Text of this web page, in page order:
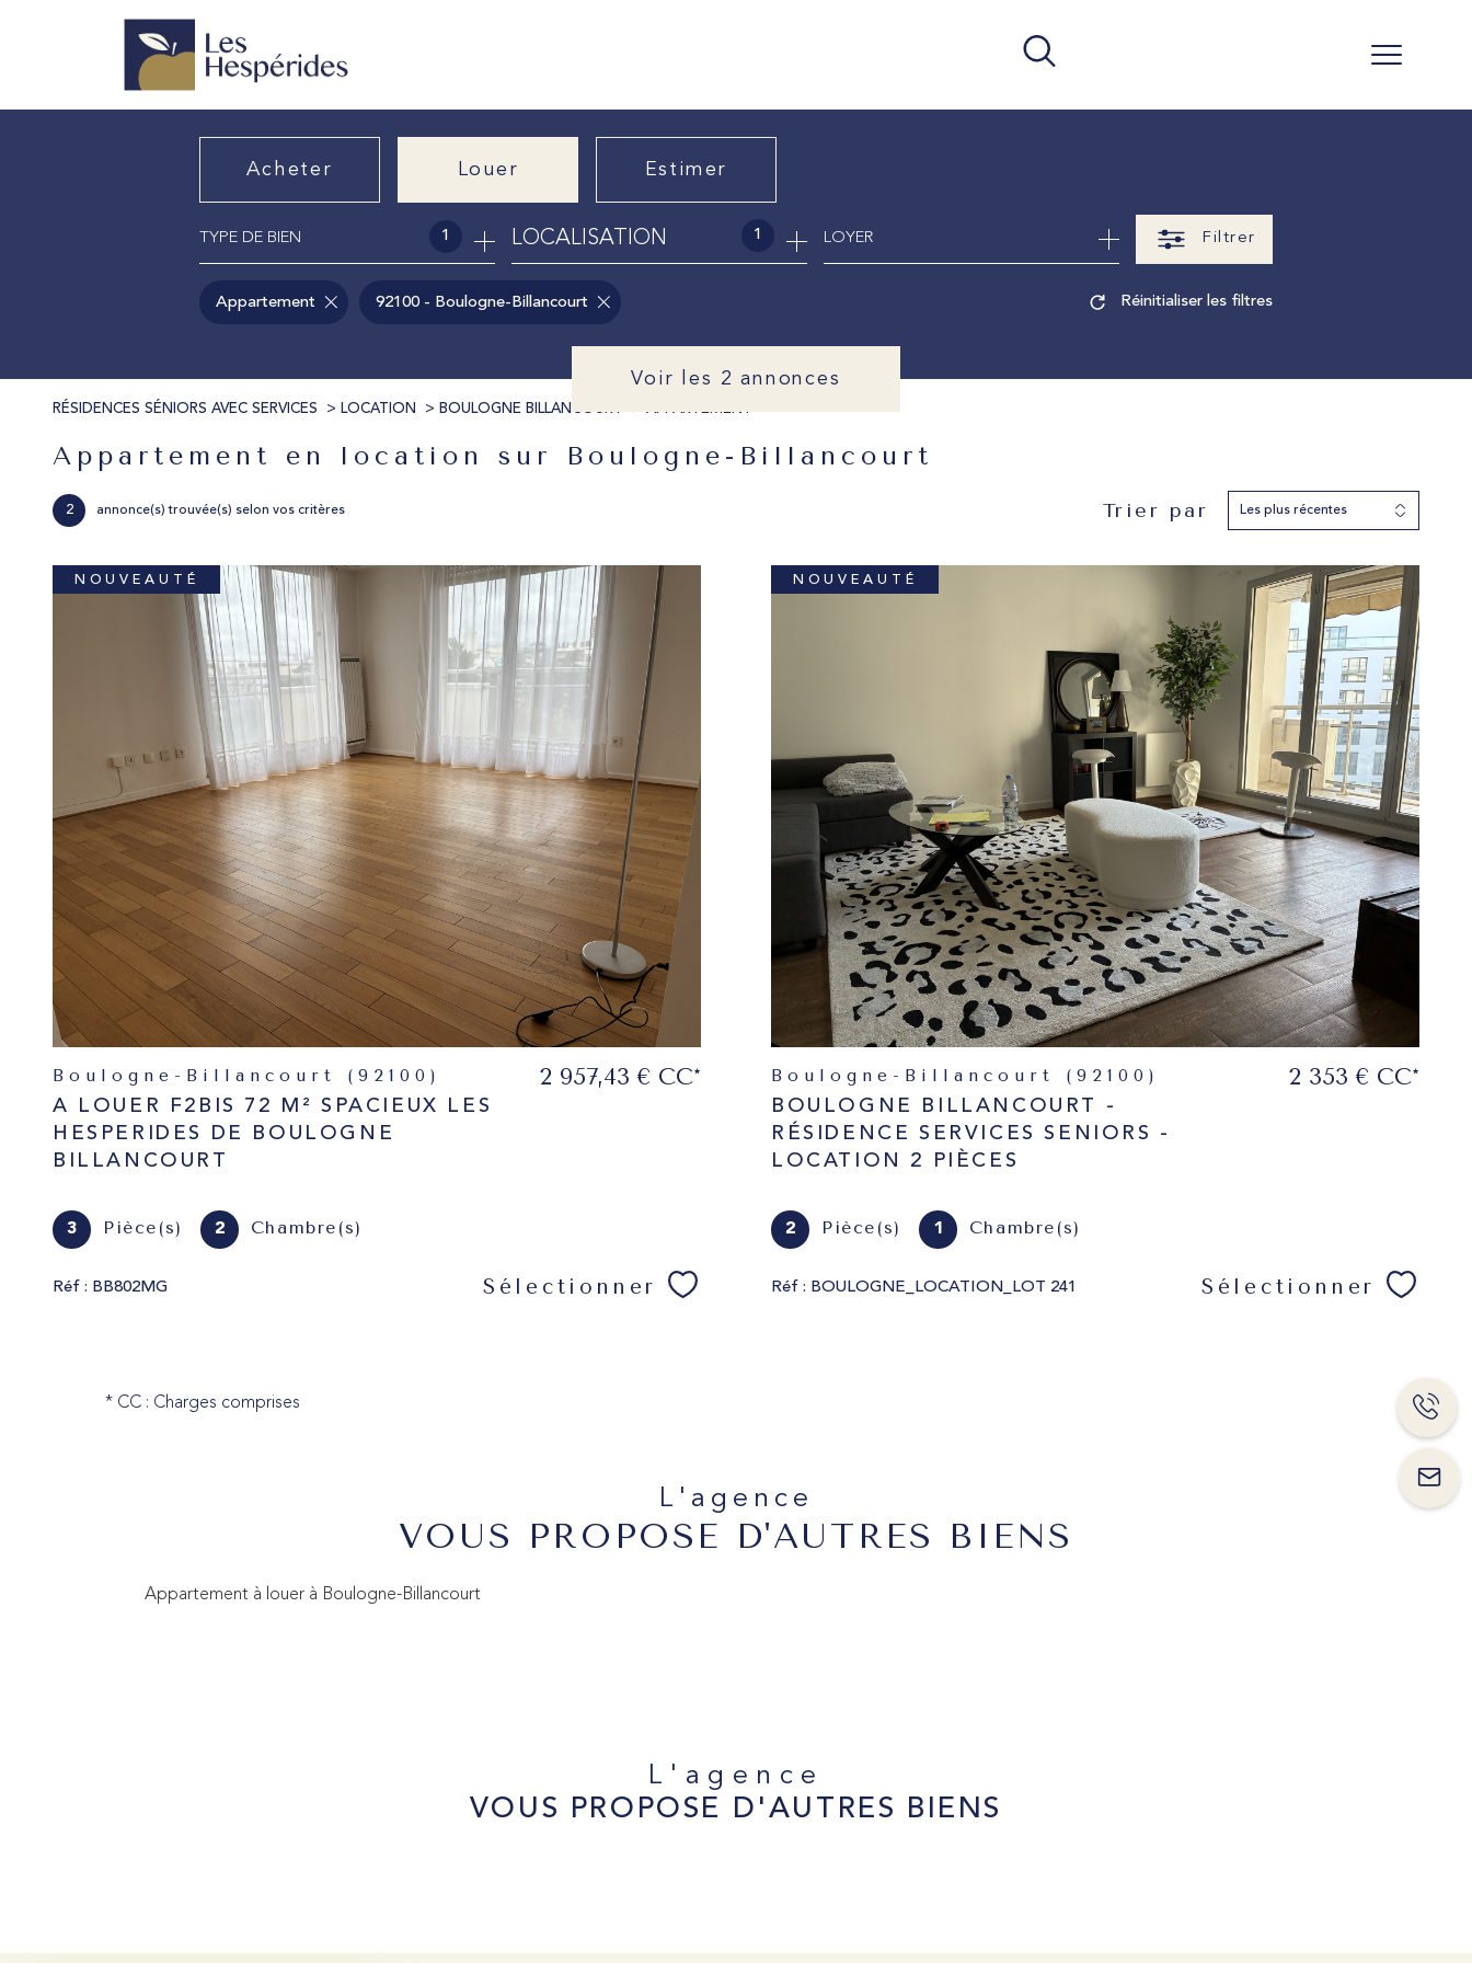
Acheter
de l'ancien
Louer
à l'année
Estimer
TYPE DE BIEN 1 1
LOCALISATION LOYER Filtrer
Voir les 2 annonces
Appartement 92100 - Boulogne-Billancourt Réinitialiser les filtres
RÉSIDENCES SÉNIORS AVEC SERVICES LOCATION BOULOGNE BILLANCOURT APPARTEMENT
Appartement en location sur Boulogne-Billancourt
2 annonce(s) trouvée(s) selon vos critères Trier par Les plus récentes
NOUVEAUTÉ
Boulogne-Billancourt (92100)
A LOUER F2BIS 72 M² SPACIEUX LES
HESPERIDES DE BOULOGNE
BILLANCOURT
2 957,43 € CC*
3 Pièce(s) 2 Chambre(s)
Réf : BB802MG Sélectionner
NOUVEAUTÉ
Boulogne-Billancourt (92100)
BOULOGNE BILLANCOURT -
RÉSIDENCE SERVICES SENIORS -
LOCATION 2 PIÈCES
2 353 € CC*
2 Pièce(s) 1 Chambre(s)
Réf : BOULOGNE_LOCATION_LOT 241 Sélectionner
* CC : Charges comprises
L'agence
VOUS PROPOSE D'AUTRES BIENS
Appartement à louer à Boulogne-Billancourt
L'agence
VOUS PROPOSE D'AUTRES BIENS